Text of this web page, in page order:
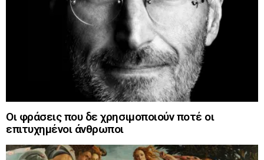
Οι φράσεις που δε χρησιμοποιούν ποτέ οι
επιτυχημένοι άνθρωποι